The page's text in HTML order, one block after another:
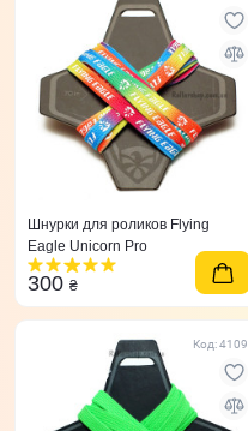
Шнурки для роликов Flying
Eagle Unicorn Pro
300 ₴
Код: 4109